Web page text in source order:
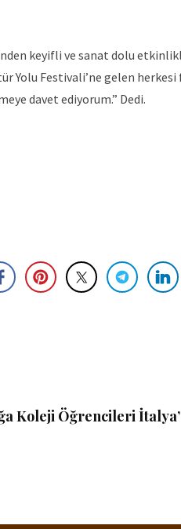
keyifli ve sanat dolu
Yolu Festivali’ne gelen herkesi
davet ediyorum.” Dedi.
Koleji Öğrencileri